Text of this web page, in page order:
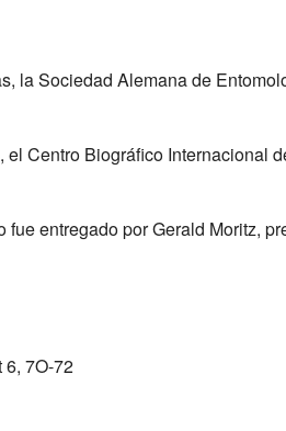
la Sociedad Alemana de
Centro Biográfico Internacional
entregado por Gerald Moritz,
7O-72